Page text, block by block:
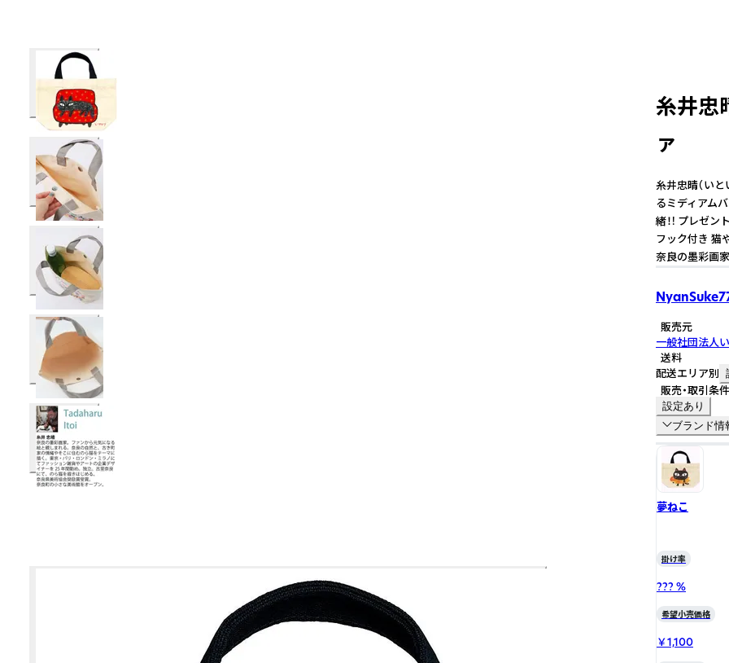
糸井忠
ァ
糸井忠晴（い
るミディアム
緒！! プレゼン
フック付き 猫
奈良の墨彩画
販売元
一般社団法人
送料
配送エリア別
販売・取引条件
設定あり
ブランド情
夢ねこ
掛け率
??? %
希望小売価格
￥1,100